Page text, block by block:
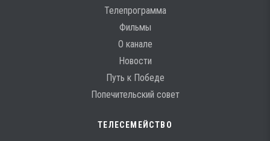
Телепрограмма
Фильмы
О канале
Новости
Путь к Победе
Попечительский совет
ТЕЛЕСЕМЕЙСТВО